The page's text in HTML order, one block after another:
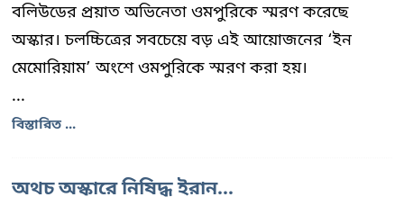
বলিউডের প্রয়াত অভিনেতা ওমপুরিকে স্মরণ করেছে
অস্কার। চলচ্চিত্রের সবচেয়ে বড় এই আয়োজনের ‘ইন
মেমোরিয়াম’ অংশে ওমপুরিকে স্মরণ করা হয়।
...
বিস্তারিত ...
অথচ অস্কারে নিষিদ্ধ ইরান…